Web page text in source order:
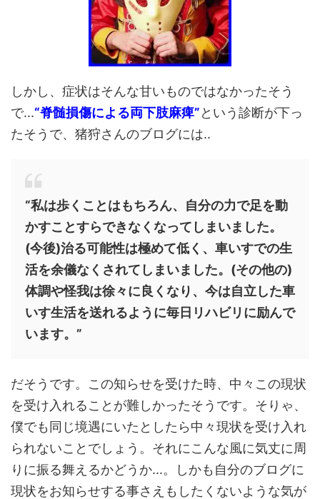
しかし、症状はそんな甘いものではなかったそう
で...“脊髄損傷による両下肢麻痺”という診断が下っ
たそうで、猪狩さんのブログには..
“私は歩くことはもちろん、自分の力で足を動
かすことすらできなくなってしまいました。
(今後)治る可能性は極めて低く、車いすでの生
活を余儀なくされてしまいました。(その他の)
体調や怪我は徐々に良くなり、今は自立した車
いす生活を送れるように毎日リハビリに励んで
います。”
だそうです。この知らせを受けた時、中々この現状
を受け入れることが難しかったそうです。そりゃ、
僕でも同じ境遇にいたとしたら中々現状を受け入れ
られないことでしょう。それにこんな風に気丈に周
りに振る舞えるかどうか...。しかも自分のブログに
現状をお知らせする事さえもしたくないような気が